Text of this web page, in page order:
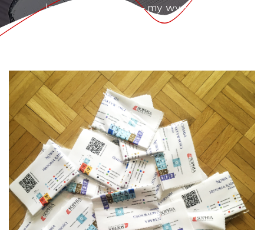
Inni o tym mówią — my wydajemy!